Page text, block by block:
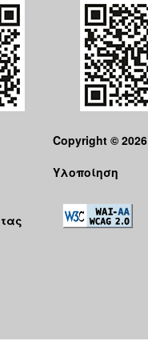
Copyright © 2026
Υλοποίηση